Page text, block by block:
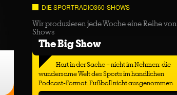
DIE SPORTRADIO360-SHOWS
Wir produzieren jede Woche eine Reihe von
Shows
The Big Show
Hart in der Sache – nicht im Nehmen: die
wundersame Welt des Sports im handlichen
Podcast-Format. Fußball nicht ausgenommen.